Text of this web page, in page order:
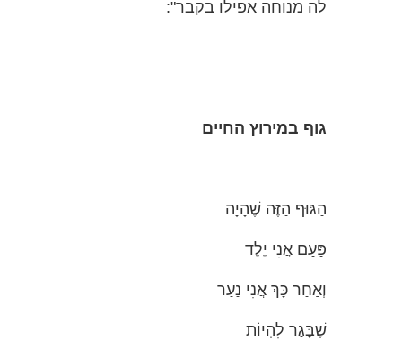
לה מנוחה אפילו בקבר":
גוף במירוץ החיים
הַגּוּף הַזֶּה שֶׁהָיָה
פַּעַם אֲנִי יֶלֶד
וְאַחַר כָּךְ אֲנִי נַעַר
שֶׁבָּגַר לִהְיוֹת